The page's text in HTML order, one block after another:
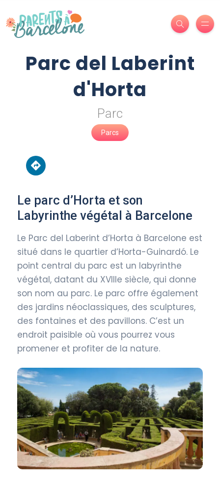
Parc del Laberint
d'Horta
Parc
Parcs
Le parc d’Horta et son
Labyrinthe végétal à Barcelone
Le Parc del Laberint d’Horta à Barcelone est
situé dans le quartier d’Horta-Guinardó. Le
point central du parc est un labyrinthe
végétal, datant du XVIIIe siècle, qui donne
son nom au parc. Le parc offre également
des jardins néoclassiques, des sculptures,
des fontaines et des pavillons. C’est un
endroit paisible où vous pourrez vous
promener et profiter de la nature.